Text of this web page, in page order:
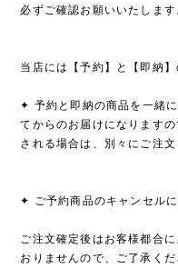
必ずご確認お願いいたします
当店には【予約】と【即納
✦ 予約と即納の商品を一緒
てからのお届けになります
される場合は、別々にご注
✦ ご予約商品のキャンセル
ご注文確定後はお客様都合
おりませんので、ご了承くだ